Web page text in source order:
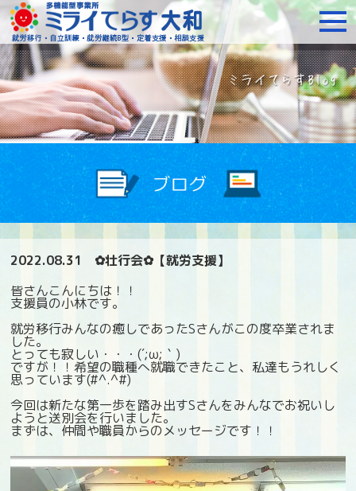
障がいをお持ちの方へ
2022.08.31
✿壮行会✿【就労支援】
皆さんこんにちは！！
支援員の小林です。
就労移行みんなの癒しであったSさんがこの度卒業されま
した。
とっても寂しい・・・(´;ω;｀)
ですが！！希望の職種へ就職できたこと、私達もうれしく
思っています(#^.^#)
今回は新たな第一歩を踏み出すSさんをみんなでお祝いし
ようと送別会を行いました。
まずは、仲間や職員からのメッセージです！！